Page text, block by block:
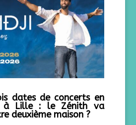
dates de concerts en
à Lille : le Zénith va
deuxième maison ?